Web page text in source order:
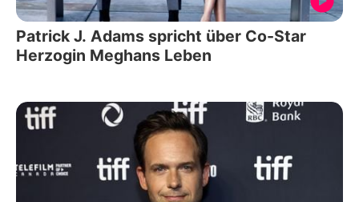
Patrick J. Adams spricht über Co-Star
Herzogin Meghans Leben